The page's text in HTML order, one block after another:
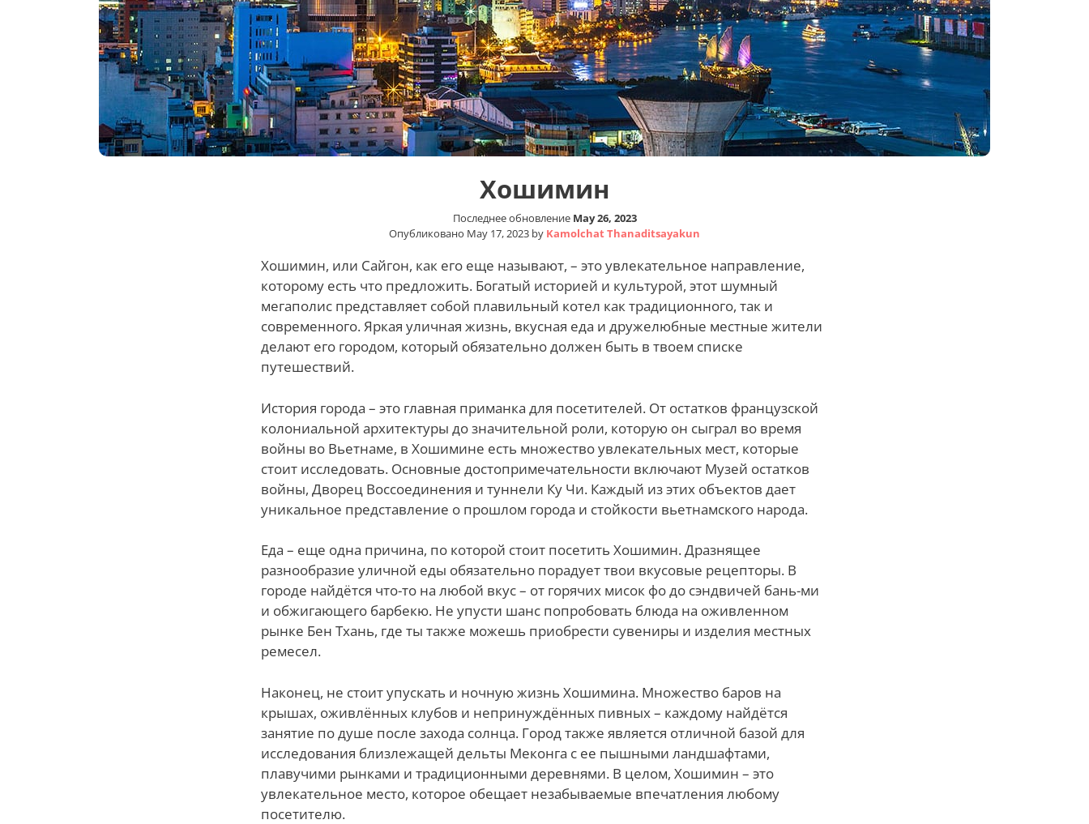
Хошимин
Последнее обновление May 26, 2023
Опубликовано May 17, 2023 by Kamolchat Thanaditsayakun
Хошимин, или Сайгон, как его еще называют, – это увлекательное направление,
которому есть что предложить. Богатый историей и культурой, этот шумный
мегаполис представляет собой плавильный котел как традиционного, так и
современного. Яркая уличная жизнь, вкусная еда и дружелюбные местные жители
делают его городом, который обязательно должен быть в твоем списке
путешествий.
История города – это главная приманка для посетителей. От остатков французской
колониальной архитектуры до значительной роли, которую он сыграл во время
войны во Вьетнаме, в Хошимине есть множество увлекательных мест, которые
стоит исследовать. Основные достопримечательности включают Музей остатков
войны, Дворец Воссоединения и туннели Ку Чи. Каждый из этих объектов дает
уникальное представление о прошлом города и стойкости вьетнамского народа.
Еда – еще одна причина, по которой стоит посетить Хошимин. Дразнящее
разнообразие уличной еды обязательно порадует твои вкусовые рецепторы. В
городе найдётся что-то на любой вкус – от горячих мисок фо до сэндвичей бань-ми
и обжигающего барбекю. Не упусти шанс попробовать блюда на оживленном
рынке Бен Тхань, где ты также можешь приобрести сувениры и изделия местных
ремесел.
Наконец, не стоит упускать и ночную жизнь Хошимина. Множество баров на
крышах, оживлённых клубов и непринуждённых пивных – каждому найдётся
занятие по душе после захода солнца. Город также является отличной базой для
исследования близлежащей дельты Меконга с ее пышными ландшафтами,
плавучими рынками и традиционными деревнями. В целом, Хошимин – это
увлекательное место, которое обещает незабываемые впечатления любому
посетителю.